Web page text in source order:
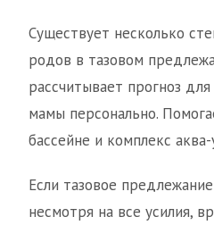
Существует несколько
родов в тазовом
рассчитывает прогноз
мамы персонально.
бассейне и комплекс
Если тазовое
несмотря на все усилия,